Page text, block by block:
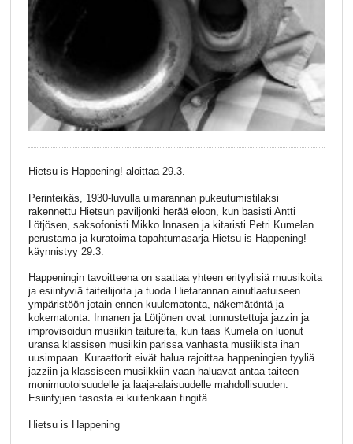
Hietsu is Happening! aloittaa 29.3.
Perinteikäs, 1930-luvulla uimarannan pukeutumistilaksi
rakennettu Hietsun paviljonki herää eloon, kun basisti Antti
Lötjösen, saksofonisti Mikko Innasen ja kitaristi Petri Kumelan
perustama ja kuratoima tapahtumasarja Hietsu is Happening!
käynnistyy 29.3.
Happeningin tavoitteena on saattaa yhteen erityylisiä muusikoita
ja esiintyviä taiteilijoita ja tuoda Hietarannan ainutlaatuiseen
ympäristöön jotain ennen kuulematonta, näkemätöntä ja
kokematonta. Innanen ja Lötjönen ovat tunnustettuja jazzin ja
improvisoidun musiikin taitureita, kun taas Kumela on luonut
uransa klassisen musiikin parissa vanhasta musiikista ihan
uusimpaan. Kuraattorit eivät halua rajoittaa happeningien tyyliä
jazziin ja klassiseen musiikkiin vaan haluavat antaa taiteen
monimuotoisuudelle ja laaja-alaisuudelle mahdollisuuden.
Esiintyjien tasosta ei kuitenkaan tingitä.
Hietsu is Happening